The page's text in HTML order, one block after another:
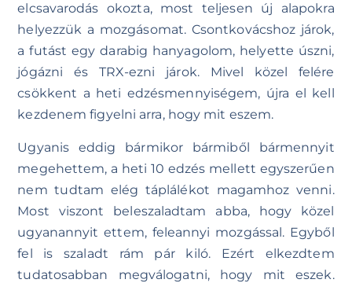
elcsavarodás okozta, most teljesen új alapokra
helyezzük a mozgásomat. Csontkovácshoz járok,
a futást egy darabig hanyagolom, helyette úszni,
jógázni és TRX-ezni járok. Mivel közel felére
csökkent a heti edzésmennyiségem, újra el kell
kezdenem figyelni arra, hogy mit eszem.
Ugyanis eddig bármikor bármiből bármennyit
megehettem, a heti 10 edzés mellett egyszerűen
nem tudtam elég táplálékot magamhoz venni.
Most viszont beleszaladtam abba, hogy közel
ugyanannyit ettem, feleannyi mozgással. Egyből
fel is szaladt rám pár kiló. Ezért elkezdtem
tudatosabban megválogatni, hogy mit eszek.